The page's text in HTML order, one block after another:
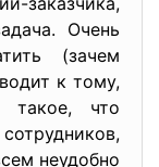
Очень
(зачем
к тому,
такое, что
неудобно